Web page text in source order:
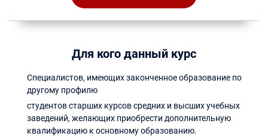
Для кого данный курс
Специалистов, имеющих законченное образование по
другому профилю
студентов старших курсов средних и высших учебных
заведений, желающих приобрести дополнительную
квалификацию к основному образованию.